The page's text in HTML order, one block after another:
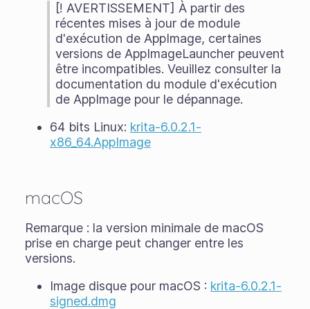
[! AVERTISSEMENT] À partir des
récentes mises à jour de module
d'exécution de AppImage, certaines
versions de AppImageLauncher peuvent
être incompatibles. Veuillez consulter la
documentation du module d'exécution
de AppImage pour le dépannage.
64 bits Linux: krita-6.0.2.1-
x86_64.AppImage
macOS
Remarque : la version minimale de macOS
prise en charge peut changer entre les
versions.
Image disque pour macOS : krita-6.0.2.1-
signed.dmg